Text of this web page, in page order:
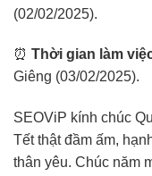
(02/02/2025).
⏰ Thời gian làm
Giêng (03/02/2025).
SEOViP kính chúc
Tết thật đầm ấm,
thân yêu. Chúc năm